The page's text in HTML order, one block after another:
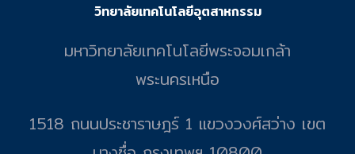
วิทยาลัยเทคโนโลยีอุตสาหกรรม
มหาวิทยาลัยเทคโนโลยีพระจอมเกล้า
พระนครเหนือ
1518 ถนนประชาราษฎร์ 1 แขวงวงศ์สว่าง เขต